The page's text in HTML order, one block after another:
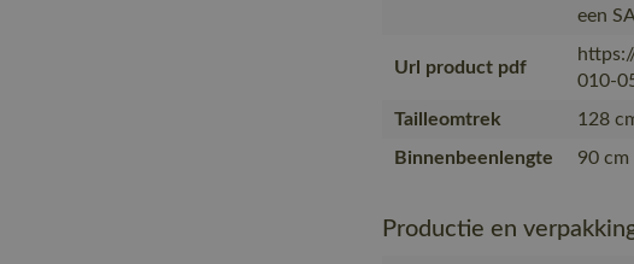
een
Url product pdf
010-
Tailleomtrek
128
Binnenbeenlengte
90
Productie en